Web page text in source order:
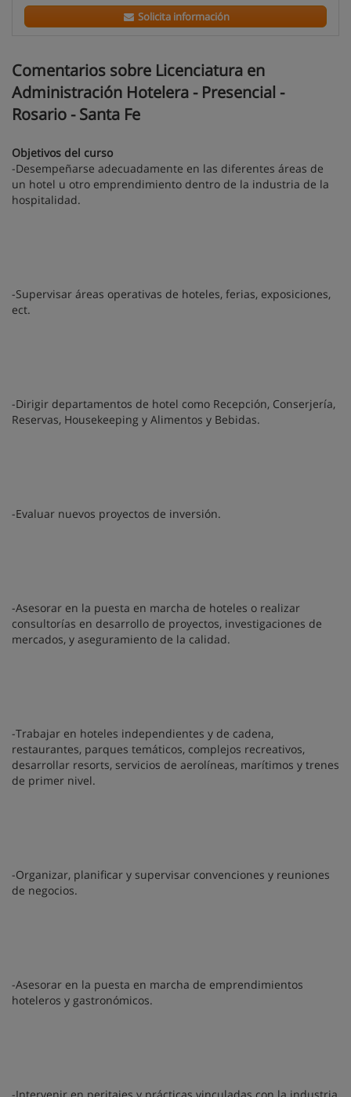
Solicita información
Comentarios sobre Licenciatura en
Administración Hotelera - Presencial -
Rosario - Santa Fe
Objetivos del curso
-Desempeñarse adecuadamente en las diferentes áreas de
un hotel u otro emprendimiento dentro de la industria de la
hospitalidad.
-Supervisar áreas operativas de hoteles, ferias, exposiciones,
ect.
-Dirigir departamentos de hotel como Recepción, Conserjería,
Reservas, Housekeeping y Alimentos y Bebidas.
-Evaluar nuevos proyectos de inversión.
-Asesorar en la puesta en marcha de hoteles o realizar
consultorías en desarrollo de proyectos, investigaciones de
mercados, y aseguramiento de la calidad.
-Trabajar en hoteles independientes y de cadena,
restaurantes, parques temáticos, complejos recreativos,
desarrollar resorts, servicios de aerolíneas, marítimos y trenes
de primer nivel.
-Organizar, planificar y supervisar convenciones y reuniones
de negocios.
-Asesorar en la puesta en marcha de emprendimientos
hoteleros y gastronómicos.